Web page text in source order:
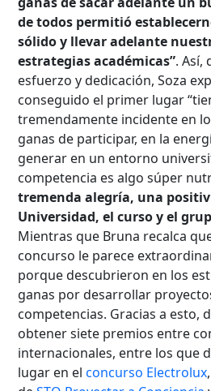
de todos permitió
sólido y llevar adelante
estrategias académicas”. Así,
esfuerzo y dedicación, Soza
conseguido el primer lugar
tremendamente incidente en
ganas de participar, en la
generar en un entorno
competencia es algo súper
tremenda alegría, una
Universidad, el curso y el
Mientras que Bruna recalca
concurso le parece
porque descubrieron en los
ganas por desarrollar
competencias. Gracias a esto,
obtener siete premios entre
internacionales, entre los que
lugar en elconcurso Electrolux